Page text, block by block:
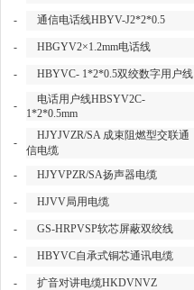
- 通信电话线HBYV-J2*2*0.5
- HBGYV2×1.2mm电话线
- HBYVC- 1*2*0.5双绞数字用户线
-
电话用户线HBSYV2C-
1*2*0.5mm
-
HJYJVZR/SA 成束阻燃型交联通
信电缆
-
HJYVPZR/SA扬声器电缆
- HJVV局用电缆
- GS-HRPVSP软芯屏蔽双绞线
- HBYVC自承式铜芯通讯电缆
- 扩音对讲电缆HKDVNVZ